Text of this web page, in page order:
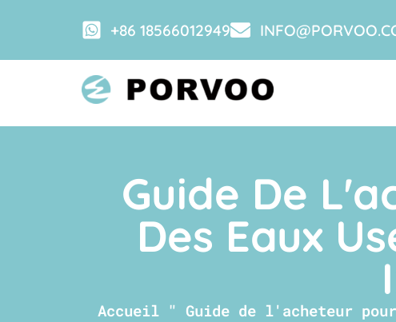
+86 18566012949
Guide De
Des Eaux
Accueil " Guide de l'acheteur